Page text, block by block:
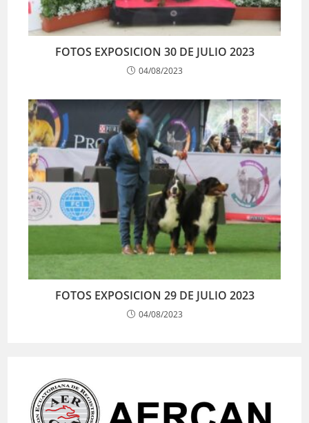
FOTOS EXPOSICION 30 DE JULIO 2023
04/08/2023
FOTOS EXPOSICION 29 DE JULIO 2023
04/08/2023